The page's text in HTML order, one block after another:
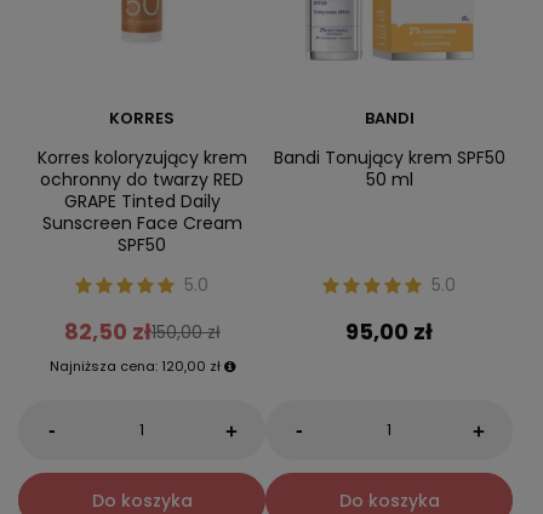
KORRES
Korres koloryzujący krem
ochronny do twarzy RED
GRAPE Tinted Daily
Sunscreen Face Cream
SPF50
5.0
82,50 zł150,00 zł
Najniższa cena: 120,00 zł
- +
Do koszyka
BANDI
Bandi Tonujący krem SPF50
50 ml
5.0
95,00 zł
- +
Do koszyka